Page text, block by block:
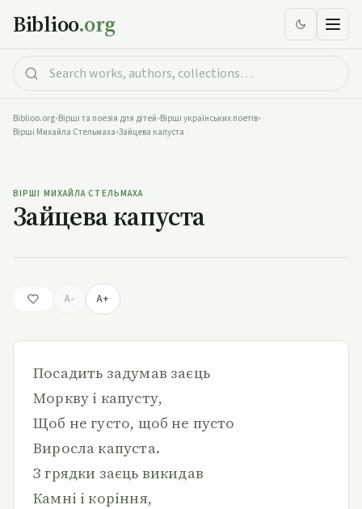
Biblioo.org
Biblioo.org•Вірші та поезія для дітей•Вірші українських поетів•
Вірші Михайла Стельмаха•Зайцева капуста
ВІРШІ МИХАЙЛА СТЕЛЬМАХА
Зайцева капуста
A- A+
Посадить задумав заєць
Моркву і капусту,
Щоб не густо, щоб не пусто
Виросла капуста.
З грядки заєць викидав
Камні і коріння,